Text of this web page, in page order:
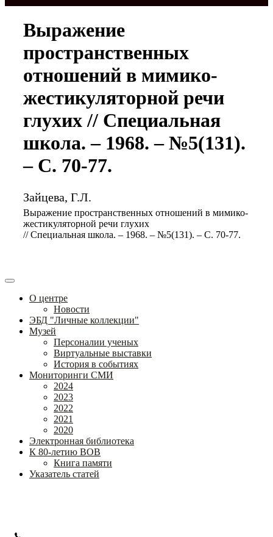
Выражение
пространственных
отношений в мимико-
жестикуляторной речи
глухих // Специальная
школа. – 1968. – №5(131).
– С. 70-77.
Зайцева, Г.Л.
Выражение пространственных отношений в мимико-
жестикуляторной речи глухих
// Специальная школа. – 1968. – №5(131). – С. 70-77.
О центре
Новости
ЭБД "Личные коллекции"
Музей
Персоналии ученых
Виртуальные выставки
История в событиях
Мониторинги СМИ
2024
2023
2022
2021
2020
Электронная библиотека
К 80-летию ВОВ
Книга памяти
Указатель статей